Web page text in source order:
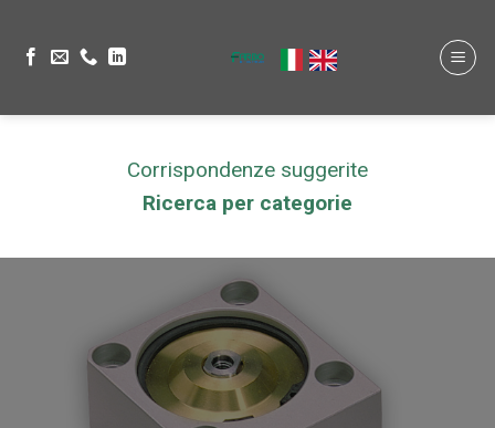
Corrispondenze suggerite
Ricerca per categorie